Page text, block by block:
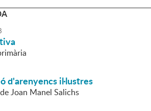
d'arenyencs il·lustres
Joan Manel Salichs